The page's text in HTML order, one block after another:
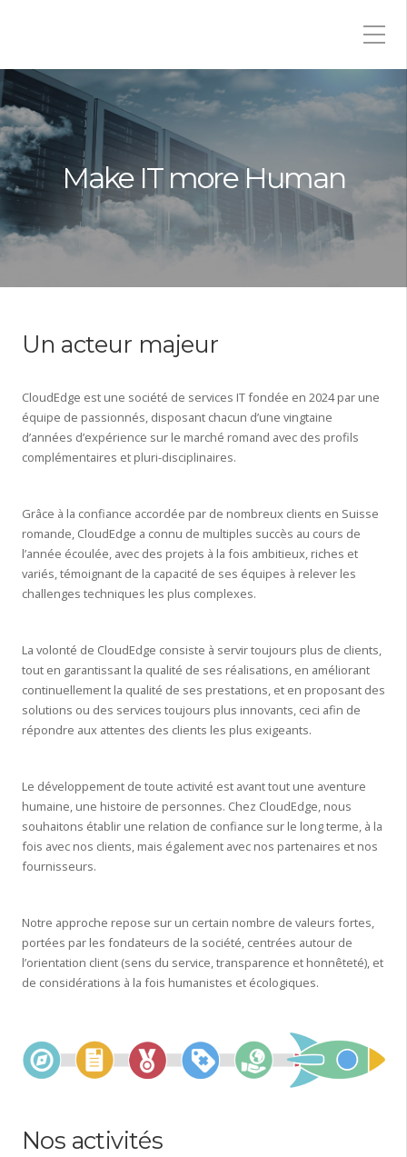
Make IT more Human
Un acteur majeur
CloudEdge est une société de services IT fondée en 2024 par une
équipe de passionnés, disposant chacun d’une vingtaine
d’années d’expérience sur le marché romand avec des profils
complémentaires et pluri-disciplinaires.
Grâce à la confiance accordée par de nombreux clients en Suisse
romande, CloudEdge a connu de multiples succès au cours de
l’année écoulée, avec des projets à la fois ambitieux, riches et
variés, témoignant de la capacité de ses équipes à relever les
challenges techniques les plus complexes.
La volonté de CloudEdge consiste à servir toujours plus de clients,
tout en garantissant la qualité de ses réalisations, en améliorant
continuellement la qualité de ses prestations, et en proposant des
solutions ou des services toujours plus innovants, ceci afin de
répondre aux attentes des clients les plus exigeants.
Le développement de toute activité est avant tout une aventure
humaine, une histoire de personnes. Chez CloudEdge, nous
souhaitons établir une relation de confiance sur le long terme, à la
fois avec nos clients, mais également avec nos partenaires et nos
fournisseurs.
Notre approche repose sur un certain nombre de valeurs fortes,
portées par les fondateurs de la société, centrées autour de
l’orientation client (sens du service, transparence et honnêteté), et
de considérations à la fois humanistes et écologiques.
Nos activités